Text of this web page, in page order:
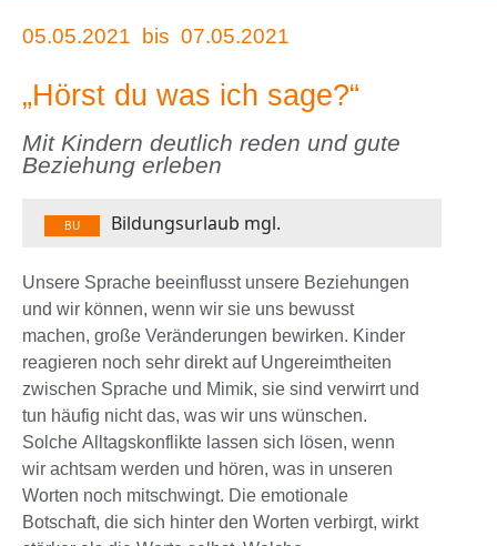
05.05.2021 bis 07.05.2021
„Hörst du was ich sage?“
Mit Kindern deutlich reden und gute
Beziehung erleben
BU Bildungsurlaub mgl.
Unsere Sprache beeinflusst unsere Beziehungen
und wir können, wenn wir sie uns bewusst
machen, große Veränderungen bewirken. Kinder
reagieren noch sehr direkt auf Ungereimtheiten
zwischen Sprache und Mimik, sie sind verwirrt und
tun häufig nicht das, was wir uns wünschen.
Solche Alltagskonflikte lassen sich lösen, wenn
wir achtsam werden und hören, was in unseren
Worten noch mitschwingt. Die emotionale
Botschaft, die sich hinter den Worten verbirgt, wirkt